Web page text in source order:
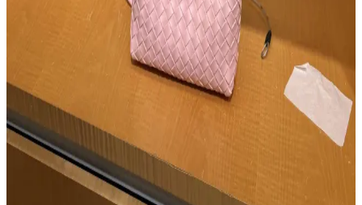
Celine 16 ve Triomphe çantalarının satışının durdurulması
gündemde. Doğal dana derisi olan bu modellerin çiziklere karşı su
bazlı kremle bakımı önerilir. İkinci el piyasası devam ediyor.
Desert Hills Lüks Outlet Alışveriş Rehberi:
Markalar, İndirimler ve Stratejiler
Desert Hills lüks outlet alışveriş rehberi, markaların ürün çeşitliliği,
indirim oranları ve alışveriş stratejileri hakkında detaylı bilgiler
sunar. Zamanlama ve mağaza ilişkileri alışveriş deneyimini iyileştirir.
Bottega Veneta Andiamo Çanta İncelemesi: Tasarım,
Kullanım ve Kullanıcı Deneyimleri